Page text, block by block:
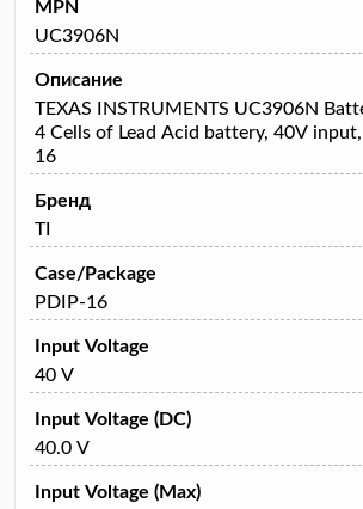
MPN
UC3906N
Описание
TEXAS INSTRUMENTS UC3906N
4 Cells of Lead Acid battery, 40V
16
Бренд
TI
Case/Package
PDIP-16
Input Voltage
40 V
Input Voltage (DC)
40.0 V
Input Voltage (Max)